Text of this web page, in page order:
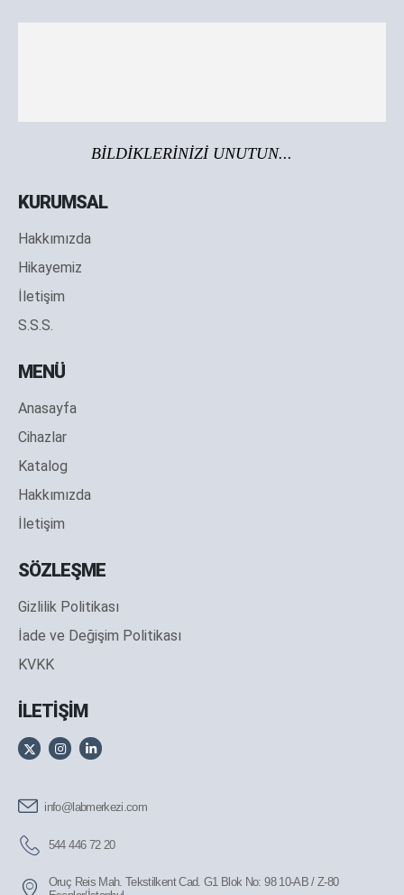
BİLDİKLERİNİZİ UNUTUN...
KURUMSAL
Hakkımızda
Hikayemiz
İletişim
S.S.S.
MENÜ
Anasayfa
Cihazlar
Katalog
Hakkımızda
İletişim
SÖZLEŞME
Gizlilik Politikası
İade ve Değişim Politikası
KVKK
İLETİŞİM
info@labmerkezi.com
544 446 72 20
Oruç Reis Mah. Tekstilkent Cad. G1 Blok No: 98 10-AB / Z-80